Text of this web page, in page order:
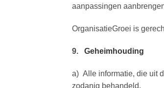
aanpassingen
OrganisatieGroei is
9. Geheimhouding
a) Alle informatie, die uit
zodanig behandeld.